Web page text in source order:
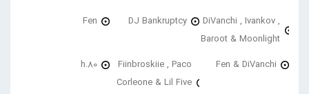
DiVanchi , Ivankov ,
Baroot & Moonlight
DJ Bankruptcy
Fen
Fen & DiVanchi
Fiinbroskiie , Paco
Corleone & Lil Five
h.80